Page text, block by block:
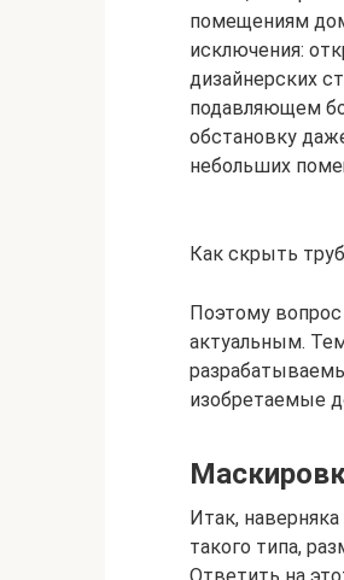
помещениям
исключения:
дизайнерских
подавляющем
обстановку
небольших
Как скрыть
Поэтому вопрос
актуальным.
изобретаемые
Итак,
такого типа,